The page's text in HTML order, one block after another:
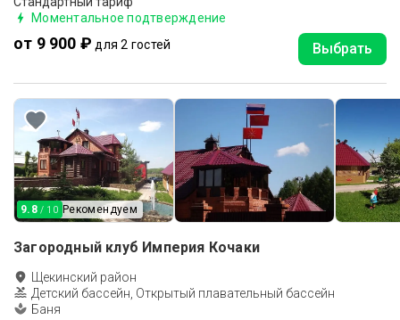
Моментальное подтверждение
от 9 900 ₽ для 2 гостей Выбрать
9.8 / 10 Рекомендуем
Загородный клуб Империя Кочаки
Щекинский район
Детский бассейн, Открытый плавательный бассейн
Баня